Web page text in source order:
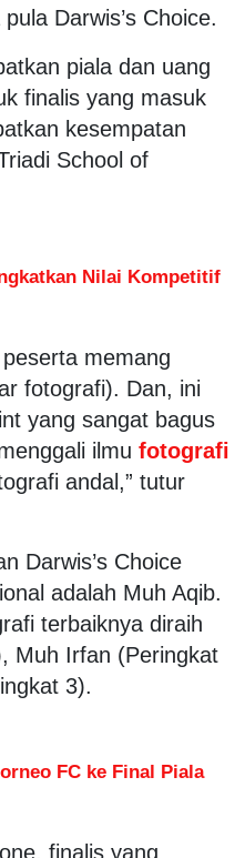
Darwis’s Choice.
piala dan uang
finalis yang masuk
kesempatan
School of
Nilai Kompetitif
memang
fotografi). Dan, ini
yang sangat bagus
ilmu fotografi
andal,” tutur
Darwis’s Choice
adalah Muh Aqib.
terbaiknya diraih
Muh Irfan (Peringkat
3).
FC ke Final Piala
finalis yang